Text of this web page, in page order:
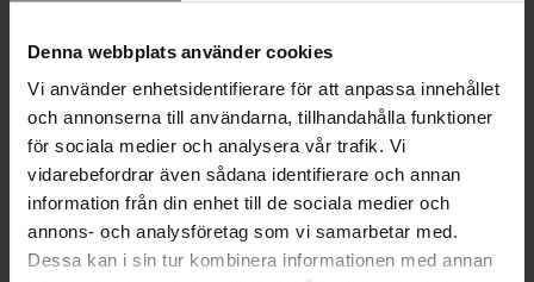
Denna webbplats använder cookies
Vi använder enhetsidentifierare för att anpassa innehållet
och annonserna till användarna, tillhandahålla funktioner
för sociala medier och analysera vår trafik. Vi
vidarebefordrar även sådana identifierare och annan
information från din enhet till de sociala medier och
annons- och analysföretag som vi samarbetar med.
Dessa kan i sin tur kombinera informationen med annan
applicera.
Jämförpris 37,69 kr/g
EAN:05057566187923
Kategorier:
EyelinerMakeupMakeup för ögon